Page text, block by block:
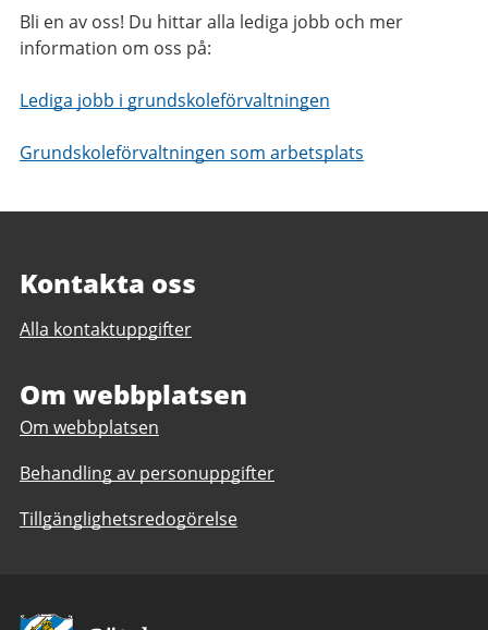
Bli en av oss! Du hittar alla lediga jobb och mer
information om oss på:
Lediga jobb i grundskoleförvaltningen
Grundskoleförvaltningen som arbetsplats
Kontakta oss
Alla kontaktuppgifter
Om webbplatsen
Om webbplatsen
Behandling av personuppgifter
Tillgänglighetsredogörelse